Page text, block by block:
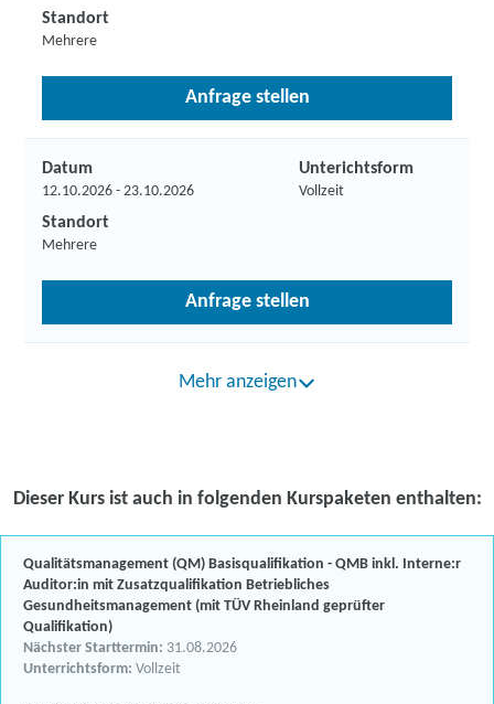
Standort
Mehrere
Anfrage stellen
Datum
12.10.2026 - 23.10.2026
Unterichtsform
Vollzeit
Standort
Mehrere
Anfrage stellen
Mehr anzeigen
Dieser Kurs ist auch in folgenden Kurspaketen enthalten:
Qualitätsmanagement (QM) Basisqualifikation - QMB inkl. Interne:r
Auditor:in mit Zusatzqualifikation Betriebliches
Gesundheitsmanagement (mit TÜV Rheinland geprüfter
Qualifikation)
Nächster Starttermin: 31.08.2026
Unterrichtsform: Vollzeit